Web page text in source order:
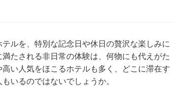
ルを、特別な記念日や休日の贅沢な楽しみに
たされる非日常の体験は、何物にも代えがた
い人気をほこるホテルも多く、どこに滞在す
いるのではないでしょうか。